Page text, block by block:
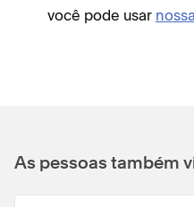
você pode usar
As pessoas também